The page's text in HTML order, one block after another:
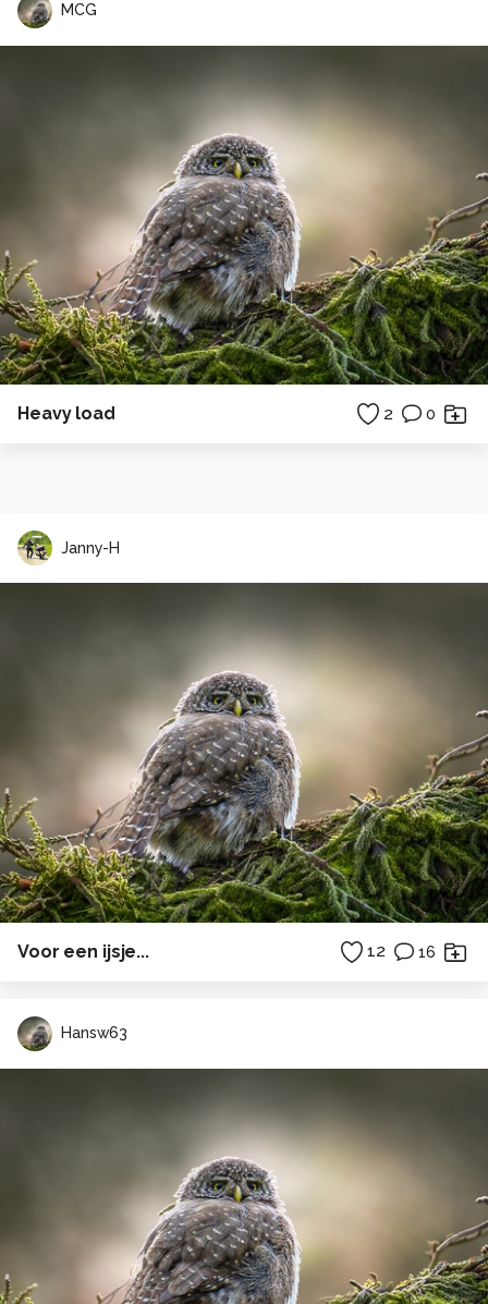
MCG
Heavy load 2 0
Janny-H
Voor een ijsje... 12 16
Hansw63